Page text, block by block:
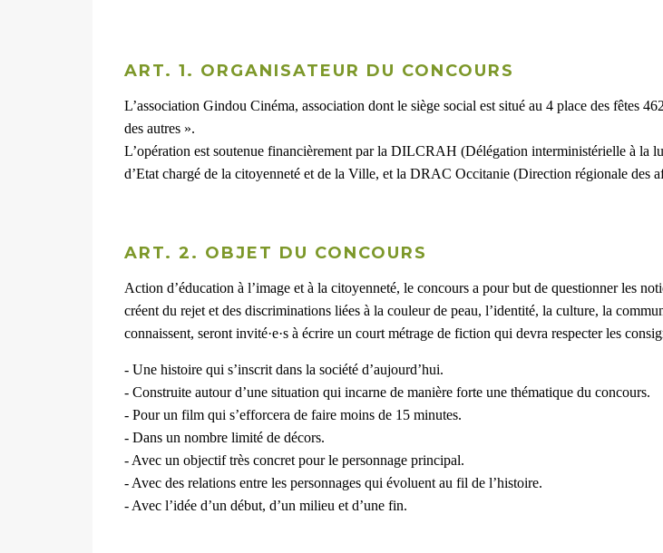
ART. 1. ORGANISATEUR DU CONCOURS
L’association Gindou Cinéma, association dont le siège social est situé au 4 place des fêtes
des autres ».
L’opération est soutenue financièrement par la DILCRAH (Délégation interministérielle à la
d’Etat chargé de la citoyenneté et de la Ville, et la DRAC Occitanie (Direction régionale des
ART. 2. OBJET DU CONCOURS
Action d’éducation à l’image et à la citoyenneté, le concours a pour but de questionner les
créent du rejet et des discriminations liées à la couleur de peau, l’identité, la culture, la
connaissent, seront invité·e·s à écrire un court métrage de fiction qui devra respecter les
- Une histoire qui s’inscrit dans la société d’aujourd’hui.
- Construite autour d’une situation qui incarne de manière forte une thématique du concours.
- Pour un film qui s’efforcera de faire moins de 15 minutes.
- Dans un nombre limité de décors.
- Avec un objectif très concret pour le personnage principal.
- Avec des relations entre les personnages qui évoluent au fil de l’histoire.
- Avec l’idée d’un début, d’un milieu et d’une fin.